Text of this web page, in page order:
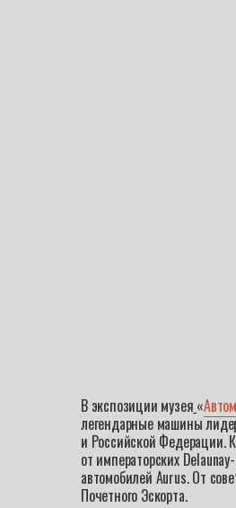
В экспозиции музея «
легендарные машины
и Российской Федерации.
от императорских
автомобилей Aurus. От
Почетного Эскорта.